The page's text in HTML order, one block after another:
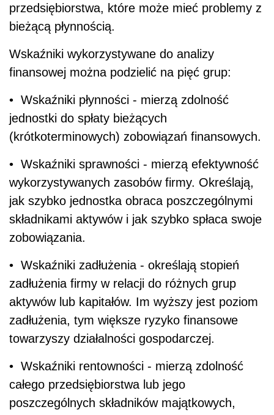
przedsiębiorstwa, które może mieć problemy z
bieżącą płynnością.
Wskaźniki wykorzystywane do analizy
finansowej można podzielić na pięć grup:
• Wskaźniki płynności - mierzą zdolność
jednostki do spłaty bieżących
(krótkoterminowych) zobowiązań finansowych.
• Wskaźniki sprawności - mierzą efektywność
wykorzystywanych zasobów firmy. Określają,
jak szybko jednostka obraca poszczególnymi
składnikami aktywów i jak szybko spłaca swoje
zobowiązania.
• Wskaźniki zadłużenia - określają stopień
zadłużenia firmy w relacji do różnych grup
aktywów lub kapitałów. Im wyższy jest poziom
zadłużenia, tym większe ryzyko finansowe
towarzyszy działalności gospodarczej.
• Wskaźniki rentowności - mierzą zdolność
całego przedsiębiorstwa lub jego
poszczególnych składników majątkowych,